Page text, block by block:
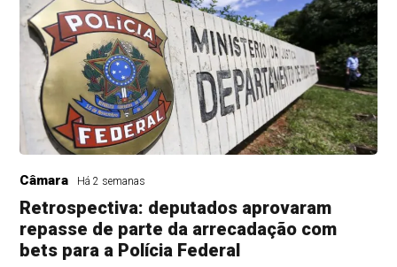
Câmara Há 2 semanas
Retrospectiva: deputados aprovaram
repasse de parte da arrecadação com
bets para a Polícia Federal